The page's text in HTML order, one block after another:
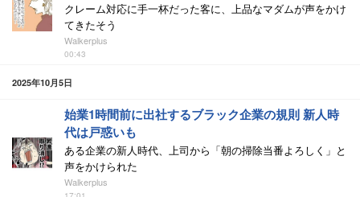
クレーム対応に手一杯だった客に、上品なマダムが声をかけ
てきたそう
Walkerplus
00:43
2025年10月5日
始業1時間前に出社するブラック企業の規則 新人時
代は戸惑いも
ある企業の新人時代、上司から「朝の掃除当番よろしく」と
声をかけられた
Walkerplus